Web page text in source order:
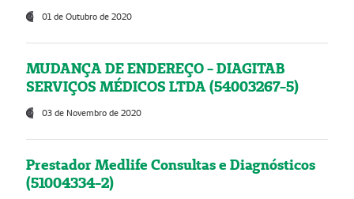
01 de Outubro de 2020
MUDANÇA DE ENDEREÇO - DIAGITAB
SERVIÇOS MÉDICOS LTDA (54003267-5)
03 de Novembro de 2020
Prestador Medlife Consultas e Diagnósticos
(51004334-2)